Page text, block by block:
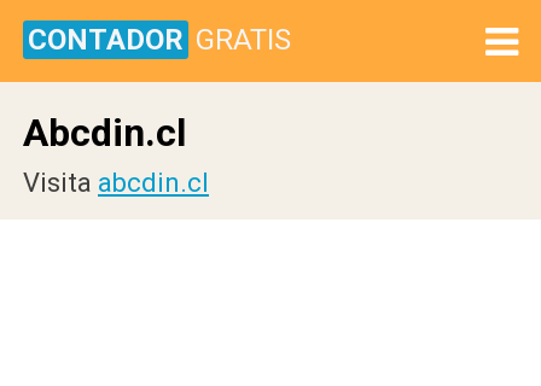
CONTADOR GRATIS
Abcdin.cl
Visita abcdin.cl